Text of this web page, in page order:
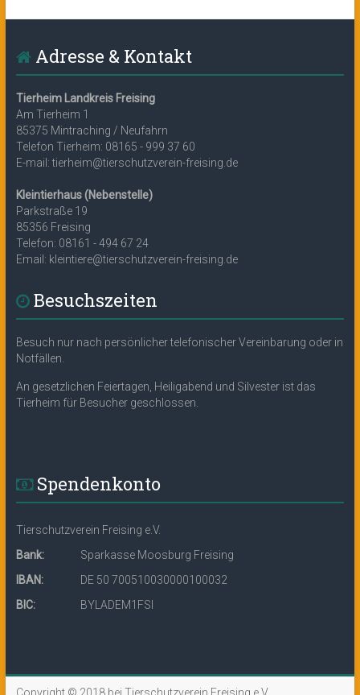
Adresse & Kontakt
Tierheim Landkreis Freising
Am Tierheim 1
85375 Mintraching / Neufahrn
Telefon Tierheim: 08165 - 999 37 60
E-mail: tierheim@tierschutzverein-freising.de
Kleintierhaus (Nebenstelle)
Parkstraße 19
85356 Freising
Telefon: 08161 - 494 67 24
Email: kleintiere@tierschutzverein-freising.de
Besuchszeiten
Besuch nur nach persönlicher telefonischer Vereinbarung oder in
Notfällen.
An gesetzlichen Feiertagen, Heiligabend und Silvester ist das
Tierheim für Besucher geschlossen.
Spendenkonto
Tierschutzverein Freising e.V.
Bank:
Sparkasse Moosburg Freising
IBAN:
DE 50 700510030000100032
BIC:
BYLADEM1FSI
Copyright © 2018 bei Tierschutzverein Freising e.V.